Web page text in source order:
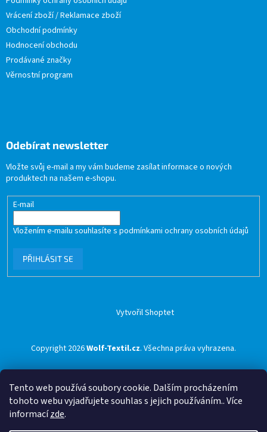
Tento web používá soubory cookie. Dalším procházením
tohoto webu vyjadřujete souhlas s jejich používáním.. Více
informacízde.
Vrácení zboží / Reklamace zboží
Obchodní podmínky
Hodnocení obchodu
Prodávané značky
Věrnostní program
Odebírat newsletter
Vložte svůj e-mail a my vám budeme zasílat informace o nových
produktech na našem e-shopu.
E-mail
Vložením e-mailu souhlasíte s podmínkami ochrany osobních údajů
PŘIHLÁSIT SE
Vytvořil Shoptet
Copyright 2026Wolf-Textil.cz. Všechna práva vyhrazena.